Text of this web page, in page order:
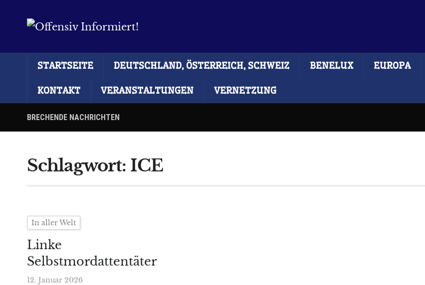
STARTSEITE DEUTSCHLAND, ÖSTERREICH, SCHWEIZ BENELUX EUROPA
KONTAKT VERANSTALTUNGEN VERNETZUNG
BRECHENDE NACHRICHTEN
Schlagwort: ICE
In aller Welt
Linke
Selbstmordattentäter
12. Januar 2026